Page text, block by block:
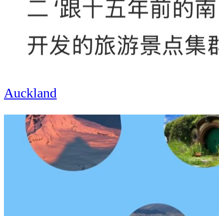
Auckland